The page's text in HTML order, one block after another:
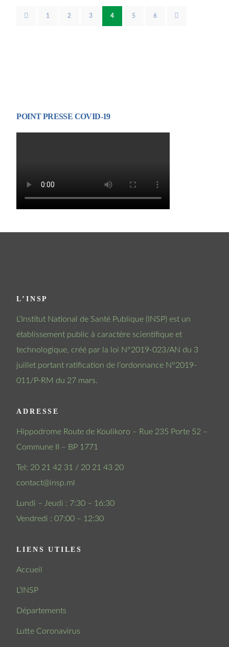
1 2 3 4 5 6
POINT PRESSE COVID-19
L’INSP
L’Institut National de Santé Publique (INSP) est un
établissement public à caractère scientifique et
technologique, créé par la loi N°2019-023/AN du 3
juillet portant ratification de l’ordonnance N°2019-
011/P-RM du 27 mars.
ADRESSE
Hippodrome Route de Koulikoro – Rue 235 Porte 52 –
Commune II – BP 1771
Tel: 20 21 42 31 / 20 21 43 20
contact@insp.ml
Lundi – Jeudi : 7:30 – 16:30
Vendredi : 07:00 – 12:30
LIENS UTILES
Accueil
L’INSP
Départements
Lutte Coronavirus